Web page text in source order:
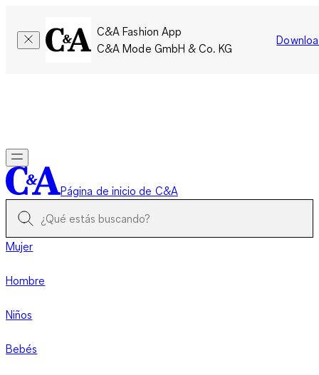
C&A Fashion App
C&A Mode GmbH & Co. KG
Página de inicio de C&A
Mujer
Hombre
Niños
Bebés